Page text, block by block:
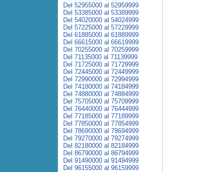
Del 52955000 al 52959999
Del 53385000 al 53389999
Del 54020000 al 54024999
Del 57225000 al 57229999
Del 61885000 al 61889999
Del 66615000 al 66619999
Del 70255000 al 70259999
Del 71135000 al 71139999
Del 71725000 al 71729999
Del 72445000 al 72449999
Del 72990000 al 72994999
Del 74180000 al 74184999
Del 74880000 al 74884999
Del 75705000 al 75709999
Del 76440000 al 76444999
Del 77185000 al 77189999
Del 77850000 al 77854999
Del 78690000 al 78694999
Del 79270000 al 79274999
Del 82180000 al 82184999
Del 86790000 al 86794999
Del 91490000 al 91494999
Del 96155000 al 96159999